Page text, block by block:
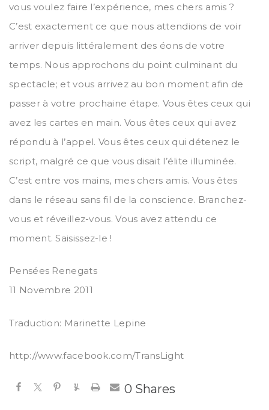
vous voulez faire l’expérience, mes chers amis ?
C’est exactement ce que nous attendions de voir
arriver depuis littéralement des éons de votre
temps. Nous approchons du point culminant du
spectacle; et vous arrivez au bon moment afin de
passer à votre prochaine étape. Vous êtes ceux qui
avez les cartes en main. Vous êtes ceux qui avez
répondu à l’appel. Vous êtes ceux qui détenez le
script, malgré ce que vous disait l’élite illuminée.
C’est entre vos mains, mes chers amis. Vous êtes
dans le réseau sans fil de la conscience. Branchez-
vous et réveillez-vous. Vous avez attendu ce
moment. Saisissez-le !
Pensées Renegats
11 Novembre 2011
Traduction: Marinette Lepine
http://www.facebook.com/TransLight
Shares
0